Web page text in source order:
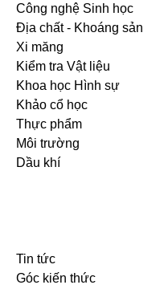
Công nghệ Sinh học
Địa chất - Khoáng sản
Xi măng
Kiểm tra Vật liệu
Khoa học Hình sự
Khảo cổ học
Thực phẩm
Môi trường
Dầu khí
Tin tức
Góc kiến thức